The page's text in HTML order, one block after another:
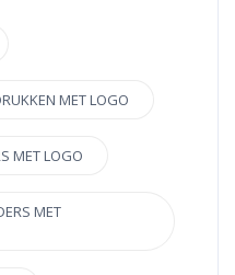
MET LOGO
MET LOGO
MET